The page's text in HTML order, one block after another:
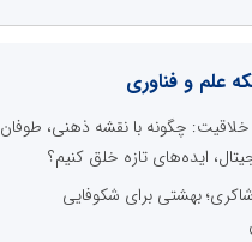
علم و فناوری
چگونه با نقشه ذهنی، طوفان
ایده‌های تازه خلق کنیم؟
بهشتی برای شکوفایی